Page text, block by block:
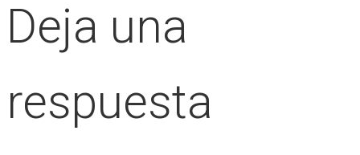
Deja una
respuesta